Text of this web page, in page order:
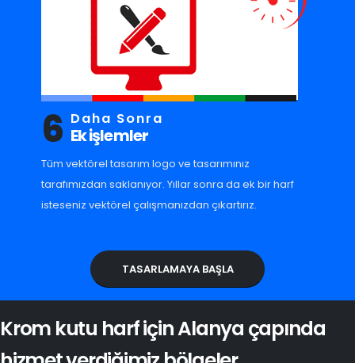
6 Daha Sonra
Ek işlemler
Tüm vektörel tasarım logo ve tasarımınız
tarafımızdan saklanıyor. Yıllar sonra da ek bir harf
isteseniz vektörel çalışmanızdan çıkartırız.
TASARLAMAYA BAŞLA
Krom kutu harf için Alanya çapında